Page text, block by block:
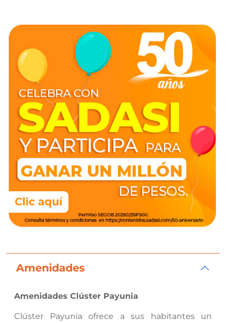
Amenidades
Amenidades Clúster Payunia
Clúster Payunia ofrece a sus habitantes un